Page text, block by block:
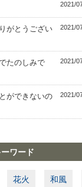
2021/
がとうござい
2021/
たのしみで
2021/
ができないの
2021/
ワード
花火 和風